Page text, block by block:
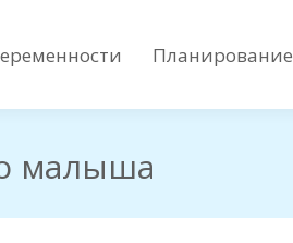
Планирование
малыша
Планирование